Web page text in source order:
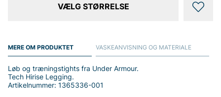
VÆLG STØRRELSE
MERE OM PRODUKTET
Løb og træningstights fra Under Armour.
Tech Hirise Legging.
Artikelnummer: 1365336-001
VASKEANVISNING OG MATERIALE